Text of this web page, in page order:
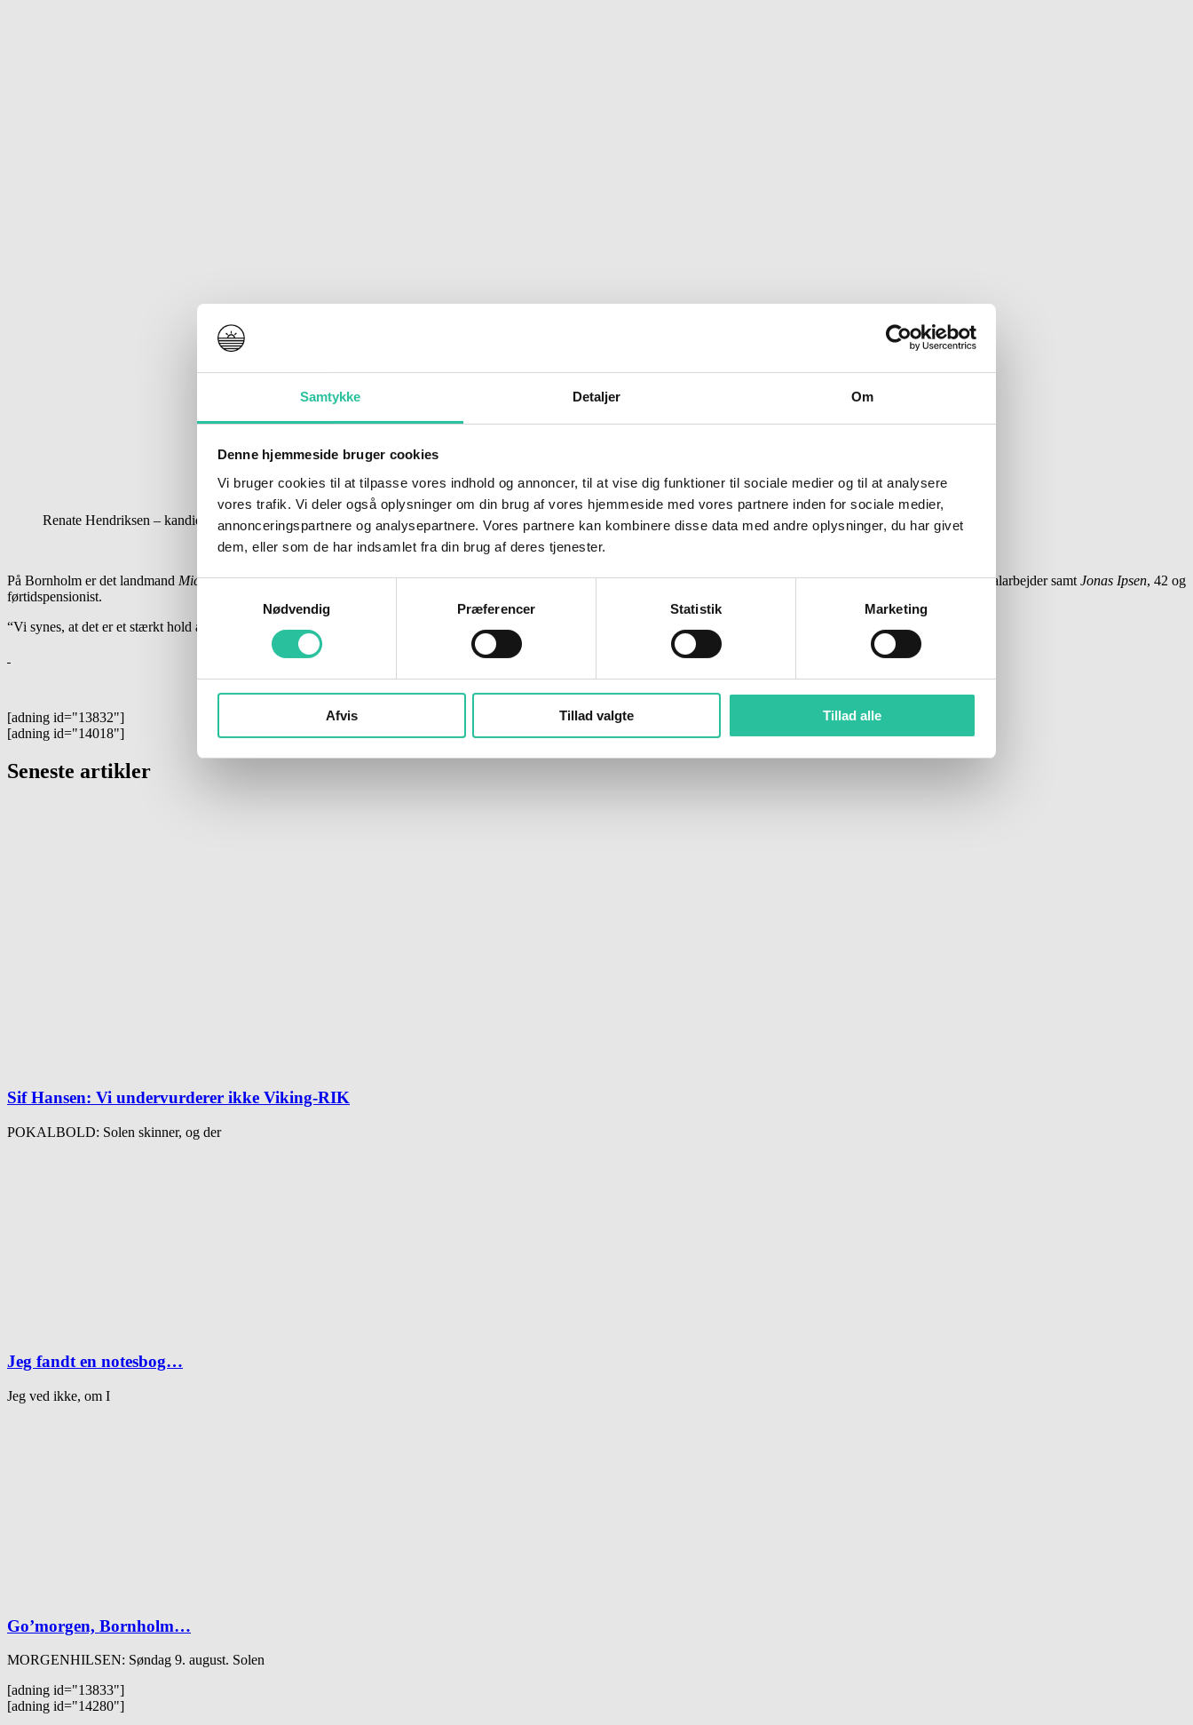
Samtykke Detaljer Om
Denne hjemmeside bruger cookies
Vi bruger cookies til at tilpasse vores indhold og annoncer, til at vise dig funktioner til sociale medier og til at analysere
vores trafik. Vi deler også oplysninger om din brug af vores hjemmeside med vores partnere inden for sociale medier,
annonceringspartnere og analysepartnere. Vores partnere kan kombinere disse data med andre oplysninger, du har givet
dem, eller som de har indsamlet fra din brug af deres tjenester.
Samtykkevalg
Nødvendig
Præferencer Statistik Marketing
Afvis Tillad valgte Tillad alle
Renate Hendriksen – kandidat til kommunalbestyrelsen. (Fotos:Torben Ager)
På Bornholm er det landmand Michael Hendriksen, 64, der er spidskandidat. Øvrige kandidater erRenate Handriksen,64 og pædagogisk assistent.Magnus Larsen,18 og specialarbejder samt Jonas Ipsen, 42 og
førtidspensionist.
“Vi synes, at det er et stærkt hold af almindelige bornholmere, der er, som folk er flest,” lyder det fra partiets næstformand på Bornholm,
[adning id="13832"]
[adning id="14018"]
Seneste artikler
Sif Hansen: Vi undervurderer ikke Viking-RIK
POKALBOLD: Solen skinner, og der
Jeg fandt en notesbog…
Jeg ved ikke, om I
Go’morgen, Bornholm…
MORGENHILSEN: Søndag 9. august. Solen
[adning id="13833"]
[adning id="14280"]